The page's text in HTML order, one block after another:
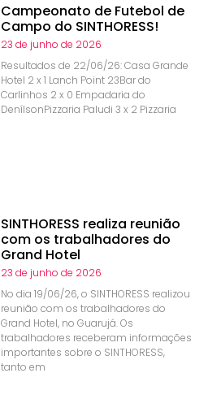
Campeonato de Futebol de
Campo do SINTHORESS!
23 de junho de 2026
Resultados de 22/06/26: Casa Grande
Hotel 2 x 1 Lanch Point 23Bar do
Carlinhos 2 x 0 Empadaria do
DenílsonPizzaria Paludi 3 x 2 Pizzaria
SINTHORESS realiza reunião
com os trabalhadores do
Grand Hotel
23 de junho de 2026
No dia 19/06/26, o SINTHORESS realizou
reunião com os trabalhadores do
Grand Hotel, no Guarujá. Os
trabalhadores receberam informações
importantes sobre o SINTHORESS,
tanto em